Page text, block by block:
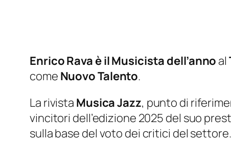
Enrico Rava è il Musicista dell’anno al
come Nuovo Talento.
La rivista Musica Jazz, punto di
vincitori dell’edizione 2025 del suo
sulla base del voto dei critici del settore.